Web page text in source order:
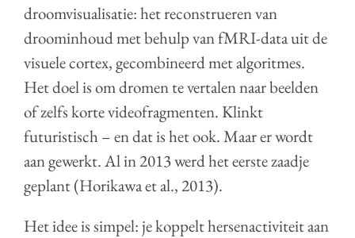
droomvisualisatie: het reconstrueren van
droominhoud met behulp van fMRI-data uit de
visuele cortex, gecombineerd met algoritmes.
Het doel is om dromen te vertalen naar beelden
of zelfs korte videofragmenten. Klinkt
futuristisch – en dat is het ook. Maar er wordt
aan gewerkt. Al in 2013 werd het eerste zaadje
geplant (Horikawa et al., 2013).
Het idee is simpel: je koppelt hersenactiviteit aan